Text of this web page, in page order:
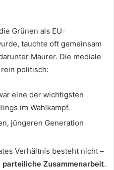
Grünen als EU-
tauchte oft gemeinsam
Maurer. Die mediale
politisch:
eine der wichtigsten
im Wahlkampf.
jüngeren Generation
Verhältnis besteht nicht –
parteiliche Zusammenarbeit.